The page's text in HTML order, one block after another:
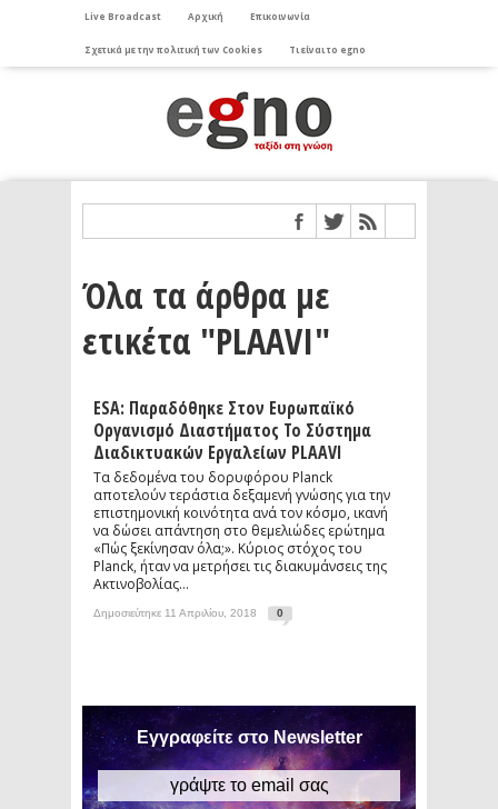
Live Broadcast Αρχική Επικοινωνία
Σχετικά με την πολιτική των Cookies Τι είναι το egno
Όλα τα άρθρα με
ετικέτα "PLAAVI"
ESA: Παραδόθηκε Στον Ευρωπαϊκό
Οργανισμό Διαστήματος Το Σύστημα
Διαδικτυακών Εργαλείων PLAAVI
Τα δεδομένα του δορυφόρου Planck
αποτελούν τεράστια δεξαμενή γνώσης για την
επιστημονική κοινότητα ανά τον κόσμο, ικανή
να δώσει απάντηση στο θεμελιώδες ερώτημα
«Πώς ξεκίνησαν όλα;». Κύριος στόχος του
Planck, ήταν να μετρήσει τις διακυμάνσεις της
Ακτινοβολίας...
Δημοσιεύτηκε 11 Απριλίου, 2018 0
Εγγραφείτε στο Newsletter